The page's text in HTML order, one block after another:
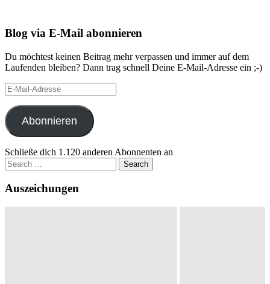
Blog via E-Mail abonnieren
Du möchtest keinen Beitrag mehr verpassen und immer auf dem
Laufenden bleiben? Dann trag schnell Deine E-Mail-Adresse ein ;-)
E-
Mail-
Adresse
Abonnieren
Schließe dich 1.120 anderen Abonnenten an
Search
for:
Auszeichungen